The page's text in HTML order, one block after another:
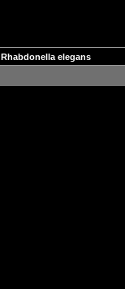
Rhabdonella elegans